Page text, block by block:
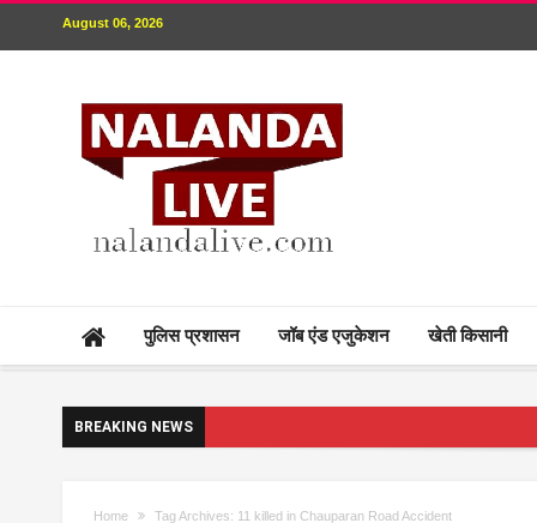
August 06, 2026
पुलिस प्रशासन जॉब एंड एजुकेशन खेती किसानी
BREAKING NEWS
Home Tag Archives: 11 killed in Chauparan Road Accident